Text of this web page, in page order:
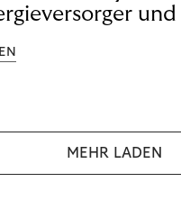
MEHR LADEN